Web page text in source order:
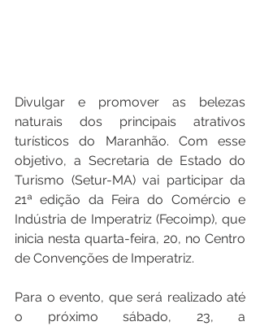
Divulgar e promover as belezas
naturais dos principais atrativos
turísticos do Maranhão. Com esse
objetivo, a Secretaria de Estado do
Turismo (Setur-MA) vai participar da
21ª edição da Feira do Comércio e
Indústria de Imperatriz (Fecoimp), que
inicia nesta quarta-feira, 20, no Centro
de Convenções de Imperatriz.
Para o evento, que será realizado até
o próximo sábado, 23, a